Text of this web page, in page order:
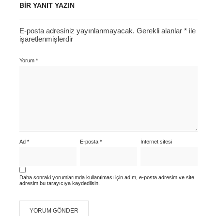
BIR YANIT YAZIN
E-posta adresiniz yayınlanmayacak. Gerekli alanlar * ile
işaretlenmişlerdir
Yorum *
Ad * E-posta* İnternet sitesi
Daha sonraki yorumlarımda kullanılması için adım, e-posta adresim ve site
adresim bu tarayıcıya kaydedilsin.